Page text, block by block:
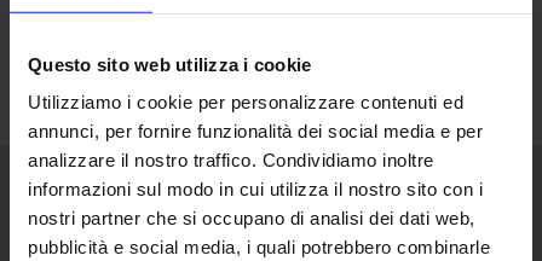
Questo sito web utilizza i cookie
Utilizziamo i cookie per personalizzare contenuti ed
annunci, per fornire funzionalità dei social media e per
analizzare il nostro traffico. Condividiamo inoltre
informazioni sul modo in cui utilizza il nostro sito con i
nostri partner che si occupano di analisi dei dati web,
pubblicità e social media, i quali potrebbero combinarle
Senaf srl